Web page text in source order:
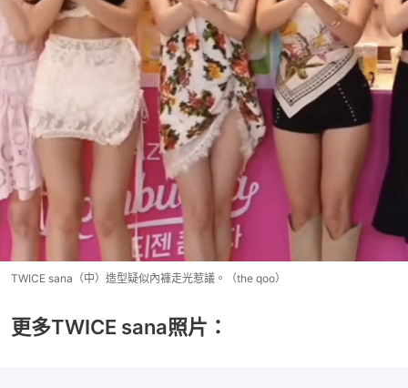
TWICE sana（中）造型疑似內褲走光惹議。（the qoo）
更多TWICE sana照片：